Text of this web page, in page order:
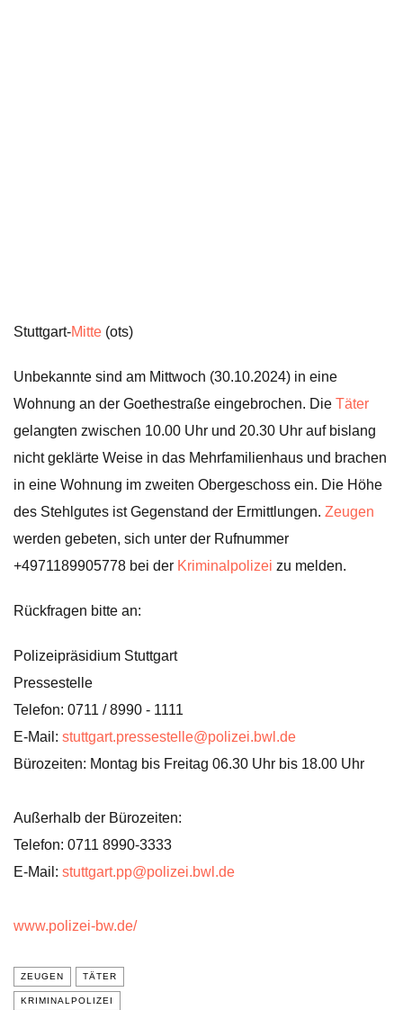
Stuttgart-Mitte (ots)
Unbekannte sind am Mittwoch (30.10.2024) in eine
Wohnung an der Goethestraße eingebrochen. Die Täter
gelangten zwischen 10.00 Uhr und 20.30 Uhr auf bislang
nicht geklärte Weise in das Mehrfamilienhaus und brachen
in eine Wohnung im zweiten Obergeschoss ein. Die Höhe
des Stehlgutes ist Gegenstand der Ermittlungen. Zeugen
werden gebeten, sich unter der Rufnummer
+4971189905778 bei der Kriminalpolizei zu melden.
Rückfragen bitte an:
Polizeipräsidium Stuttgart
Pressestelle
Telefon: 0711 / 8990 - 1111
E-Mail: stuttgart.pressestelle@polizei.bwl.de
Bürozeiten: Montag bis Freitag 06.30 Uhr bis 18.00 Uhr
Außerhalb der Bürozeiten:
Telefon: 0711 8990-3333
E-Mail: stuttgart.pp@polizei.bwl.de
www.polizei-bw.de/
ZEUGEN TÄTER
KRIMINALPOLIZEI